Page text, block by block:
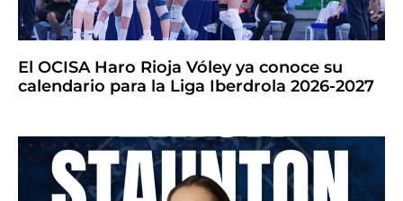
El OCISA Haro Rioja Vóley ya conoce su
calendario para la Liga Iberdrola 2026-2027